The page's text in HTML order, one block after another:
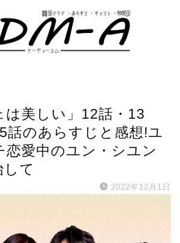
は美しい」12話・13
話のあらすじと感想!ユ
恋愛中のユン・シユン
して
2022年12月1日